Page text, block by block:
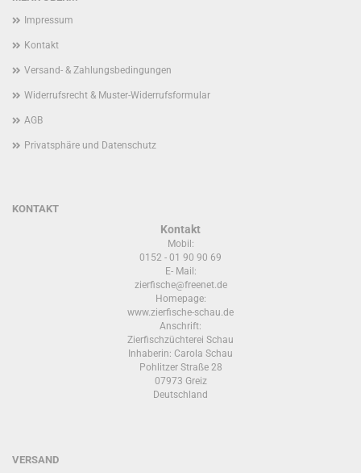
Impressum
Kontakt
Versand- & Zahlungsbedingungen
Widerrufsrecht & Muster-Widerrufsformular
AGB
Privatsphäre und Datenschutz
KONTAKT
Kontakt
Mobil:
0152 - 01 90 90 69
E- Mail:
zierfische@freenet.de
Homepage:
www.zierfische-schau.de
Anschrift:
Zierfischzüchterei Schau
Inhaberin: Carola Schau
Pohlitzer Straße 28
07973 Greiz
Deutschland
VERSAND